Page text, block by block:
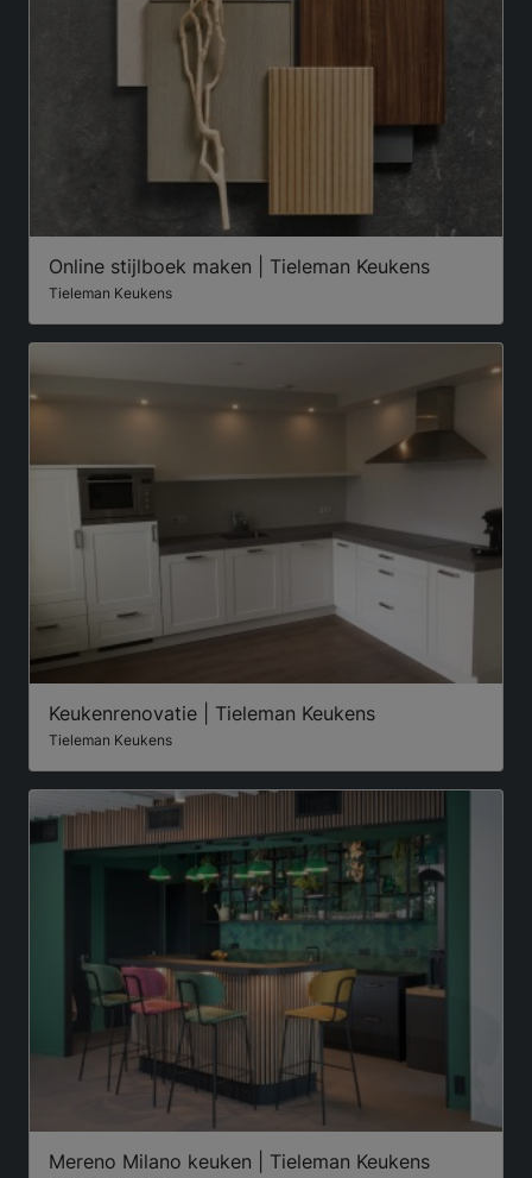
Online stijlboek maken | Tieleman Keukens
Tieleman Keukens
Keukenrenovatie | Tieleman Keukens
Tieleman Keukens
Mereno Milano keuken | Tieleman Keukens